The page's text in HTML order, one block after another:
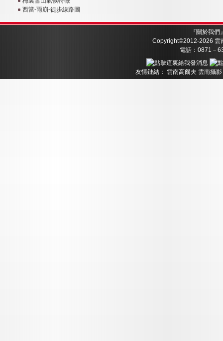
西當-雨崩-徒步線路圖
『關於我們
Copyright©2012-2026雲
電話：0871－
友情鏈結：雲南高爾夫 雲南攝影